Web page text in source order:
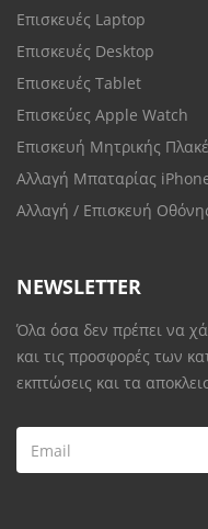
Επισκευές Laptop
Επισκευές Desktop
Επισκευές Tablet
Επισκεύες Apple Watch
Επισκευή Μητρικής
Αλλαγή Μπαταρίας
Αλλαγή / Επισκευή
NEWSLETTER
Όλα όσα δεν πρέπει να
και τις προσφορές των
εκπτώσεις και τα